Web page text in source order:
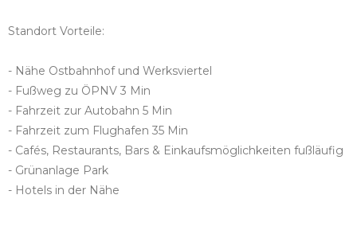
Standort Vorteile:
- Nähe Ostbahnhof und Werksviertel
- Fußweg zu ÖPNV 3 Min
- Fahrzeit zur Autobahn 5 Min
- Fahrzeit zum Flughafen 35 Min
- Cafés, Restaurants, Bars & Einkaufsmöglichkeiten fußläufig
- Grünanlage Park
- Hotels in der Nähe